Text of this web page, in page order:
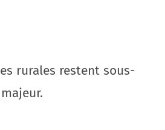
rurales restent sous-